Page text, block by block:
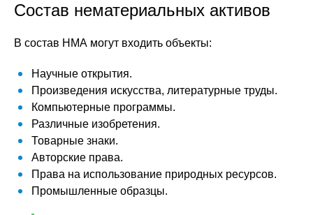
Состав нематериальных активов
В состав НМА могут входить объекты:
Научные открытия.
Произведения искусства, литературные труды.
Компьютерные программы.
Различные изобретения.
Товарные знаки.
Авторские права.
Права на использование природных ресурсов.
Промышленные образцы.